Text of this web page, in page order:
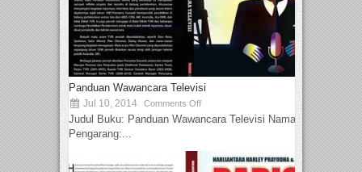
Panduan Wawancara Televisi
Jul 10, 2014 Comments Off
Judul Buku: Panduan Wawancara Televisi Nama
Pengarang:...